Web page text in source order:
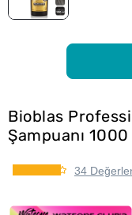
Bioblas
Şampuanı
34